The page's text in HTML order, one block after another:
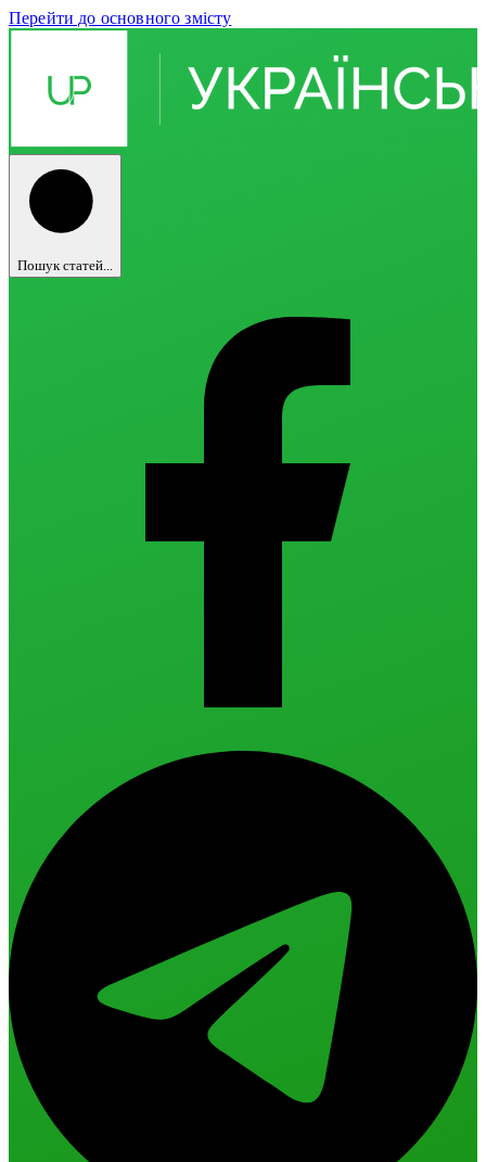
Перейти до основного змісту
Пошук статей...